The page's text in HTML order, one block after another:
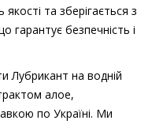
та зберігається з
гарантує безпечність і
Лубрикант на водній
алое,
по Україні. Ми